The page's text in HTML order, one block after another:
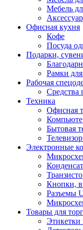
Мебель
Офисная кухня
Кофе
Посуда
Подарки,
Рамки
Рабочая
Средства
Техника
Офисная
Бытовая
Электронные
Кнопки,
Разъемы
Товары для
Этикетки